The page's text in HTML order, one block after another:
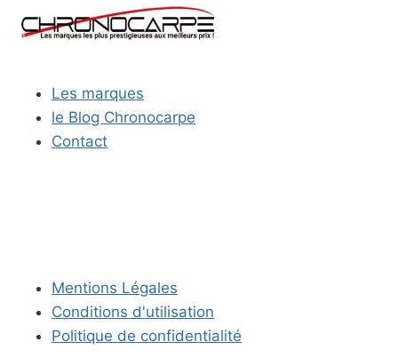
FIL
DES
RYTHME
ET
Les marques
le Blog Chronocarpe
Contact
Mentions Légales
Conditions d'utilisation
Politique de confidentialité